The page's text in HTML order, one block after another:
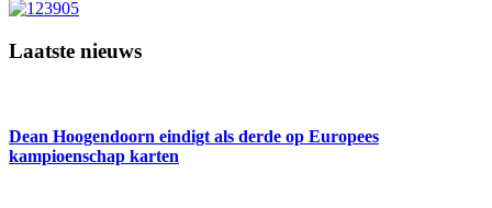
Laatste nieuws
Dean Hoogendoorn eindigt als derde op Europees
kampioenschap karten